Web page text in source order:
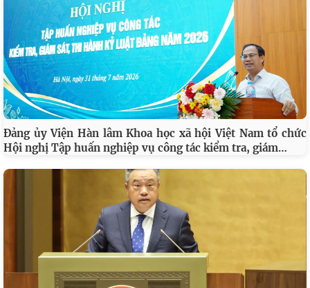
Đảng ủy Viện Hàn lâm Khoa học xã hội Việt Nam tổ chức
Hội nghị Tập huấn nghiệp vụ công tác kiểm tra, giám…